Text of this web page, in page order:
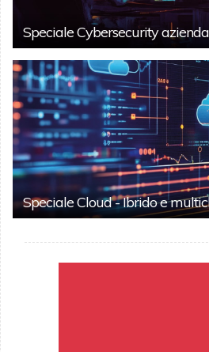
Speciale Cybersecurity
Speciale Cloud - Ibrido e